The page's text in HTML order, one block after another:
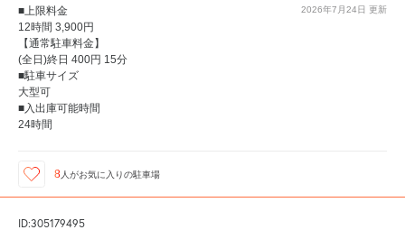
2026年7月24日 更新
■上限料金
12時間 3,900円
【通常駐車料金】
(全日)終日 400円 15分
■駐車サイズ
大型可
■入出庫可能時間
24時間
8 人がお気に入りの駐車場
ID:305179495